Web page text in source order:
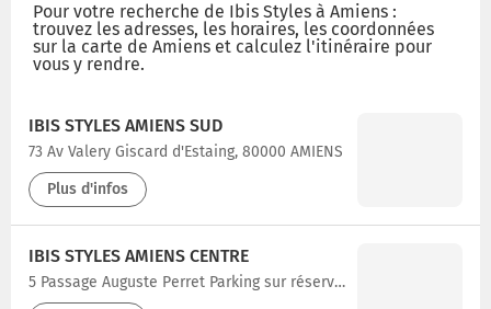
Pour votre recherche de Ibis Styles à Amiens :
trouvez les adresses, les horaires, les coordonnées
sur la carte de Amiens et calculez l'itinéraire pour
vous y rendre.
IBIS STYLES AMIENS SUD
73 Av Valery Giscard d'Estaing, 80000 AMIENS
Plus d'infos
IBIS STYLES AMIENS CENTRE
5 Passage Auguste Perret Parking sur réservation Parking : Rue Fatton, 80000 AMIENS